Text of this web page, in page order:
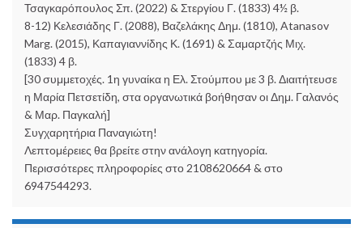
Τσαγκαρόπουλος Σπ. (2022) & Στεργίου Γ. (1833) 4½ β.
8-12) Κελεσιάδης Γ. (2088), Βαζελάκης Δημ. (1810), Atanasov
Marg. (2015), Καπαγιαννίδης Κ. (1691) & Σαμαρτζής Μιχ.
(1833) 4 β.
[30 συμμετοχές. 1η γυναίκα η Ελ. Στούμπου με 3 β. Διαιτήτευσε
η Μαρία Πετσετίδη, στα οργανωτικά βοήθησαν οι Δημ. Γαλανός
& Μαρ. Παγκαλή]
Συγχαρητήρια Παναγιώτη!
Λεπτομέρειες θα βρείτε στην ανάλογη κατηγορία.
Περισσότερες πληροφορίες στο 2108620664 & στο
6947544293.